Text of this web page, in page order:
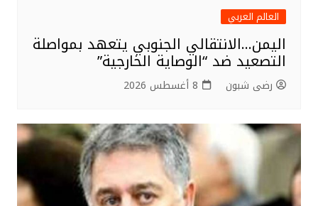
العالم العربي
اليمن…الانتقالي الجنوبي يتعهد بمواصلة
التصعيد ضد “الوصاية الخارجية”
رضى شبون 8 أغسطس 2026